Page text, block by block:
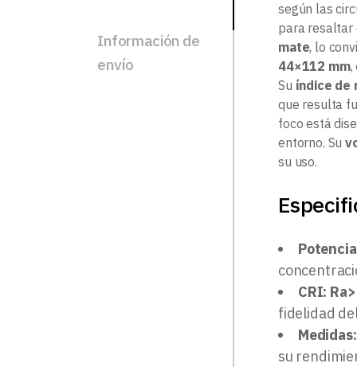
Información de
envío
según las
para resaltar
mate, lo
44×112 mm,
Su índice de
que resulta
foco está
entorno. Su
su uso.
CRI:
fidelidad
su